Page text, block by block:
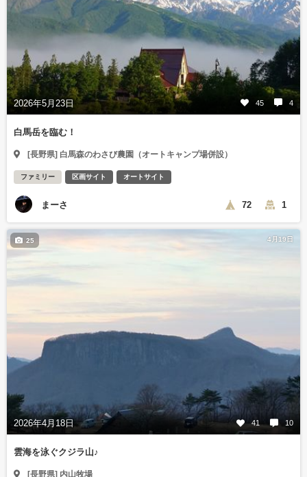
2026年5月23日 45 4
白馬岳を臨む！
[長野県] 白馬森のわさび農園（オートキャンプ場併設）
ファミリー 区画サイト オートサイト
まーさ 72 1
4月19日
2026年4月18日 41 10
25
雲海を泳ぐクジラ山♪
[長野県] 内山牧場